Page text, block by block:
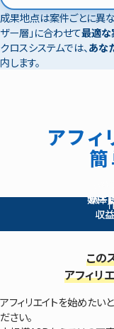
成果地点は案件ごとに異な
ザー層」に合わせて最適な
クロスシステムでは、あな
内します。
アフ
パー
媒体
サー
収
※パートナーサイ
この
アフィリ
アフィリエイトを始めたい
ださい。